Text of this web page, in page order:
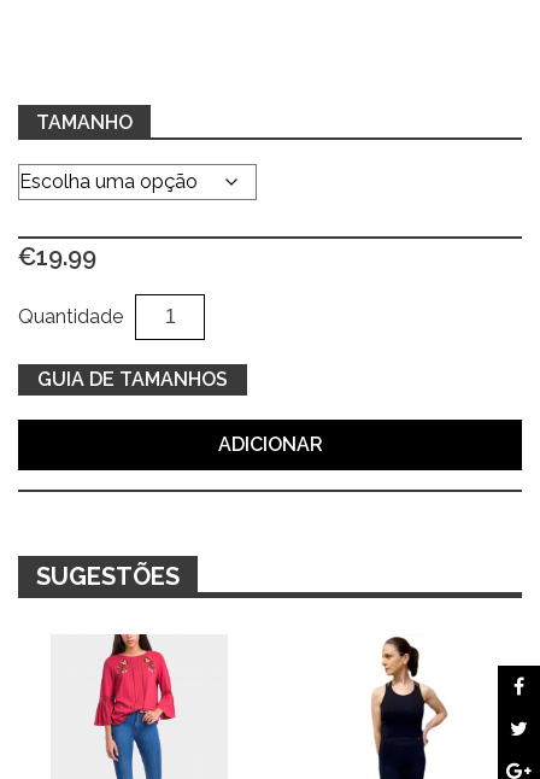
TAMANHO
€19.99
Quantidade
Quantidade
de
Camisola
verde
c/
GUIA DE TAMANHOS
ADICIONAR
SUGESTÕES